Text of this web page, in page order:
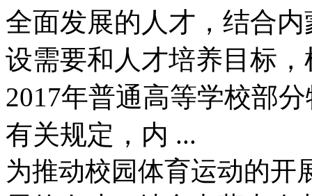
全面发展的人才，结合
设需要和人才培养目标
2017年普通高等学校部
有关规定，内 ...
为推动校园体育运动的开